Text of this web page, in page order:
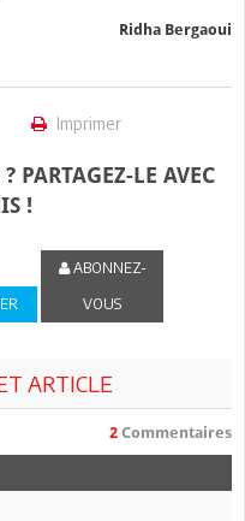
Ridha Bergaoui
Imprimer
PARTAGEZ-LE AVEC
!
ABONNEZ-
VOUS
ARTICLE
2 Commentaires